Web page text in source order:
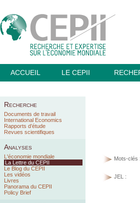
ACCUEIL LE CEPII
Recherche
Documents de travail
International Economics
Rapports d’étude
Revues scientifiques
Analyses
L'économie mondiale
La Lettre du CEPII
Le Blog du CEPII
Les vidéos
Livres
Panorama du CEPII
Policy Brief
Mots-clés :
JEL :